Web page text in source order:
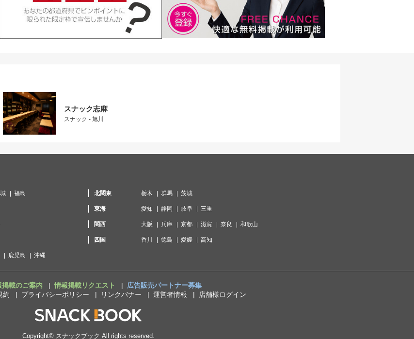
スナック志麻
スナック - 旭川
福島 北関東 栃木 群馬 茨城
東海 愛知 静岡 岐阜 三重
関西 大阪 兵庫 京都 滋賀 奈良 和歌山
四国 香川 徳島 愛媛 高知
鹿児島 沖縄
掲載のご案内 情報掲載リクエスト
広告販売パートナー募集
約 プライバシーポリシー リンクバナー 運営者情報 店舗様ログイン
Copyright© スナックブック All rights reserved.